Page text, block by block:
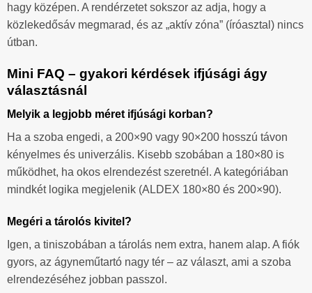
hagy középen. A rendérzetet sokszor az adja, hogy a
közlekedősáv megmarad, és az „aktív zóna” (íróasztal) nincs
útban.
Mini FAQ – gyakori kérdések ifjúsági ágy
választásnál
Melyik a legjobb méret ifjúsági korban?
Ha a szoba engedi, a 200×90 vagy 90×200 hosszú távon
kényelmes és univerzális. Kisebb szobában a 180×80 is
működhet, ha okos elrendezést szeretnél. A kategóriában
mindkét logika megjelenik (ALDEX 180×80 és 200×90).
Megéri a tárolós kivitel?
Igen, a tiniszobában a tárolás nem extra, hanem alap. A fiók
gyors, az ágyneműtartó nagy tér – az választ, ami a szoba
elrendezéséhez jobban passzol.